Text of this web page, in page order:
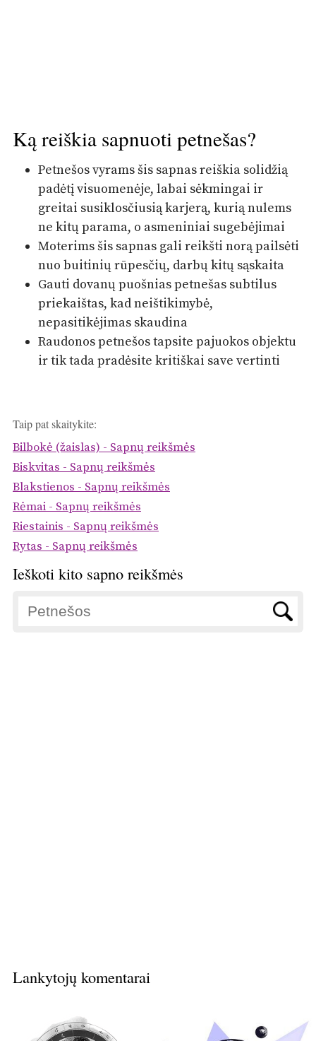
Ką reiškia sapnuoti petnešas?
Petnešos vyrams šis sapnas reiškia solidžią
padėtį visuomenėje, labai sėkmingai ir
greitai susiklosčiusią karjerą, kurią nulems
ne kitų parama, o asmeniniai sugebėjimai
Moterims šis sapnas gali reikšti norą pailsėti
nuo buitinių rūpesčių, darbų kitų sąskaita
Gauti dovanų puošnias petnešas subtilus
priekaištas, kad neištikimybė,
nepasitikėjimas skaudina
Raudonos petnešos tapsite pajuokos objektu
ir tik tada pradėsite kritiškai save vertinti
Taip pat skaitykite:
Bilbokė (žaislas) - Sapnų reikšmės
Biskvitas - Sapnų reikšmės
Blakstienos - Sapnų reikšmės
Rėmai - Sapnų reikšmės
Riestainis - Sapnų reikšmės
Rytas - Sapnų reikšmės
Ieškoti kito sapno reikšmės
Lankytojų komentarai